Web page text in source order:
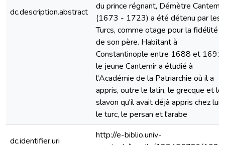
dc.description.abstract
du prince régnant, Démètre Cantemir
(1673 - 1723) a été détenu par les
Turcs, comme otage pour la fidélité
de son père. Habitant à
Constantinople entre 1688 et 1691,
le jeune Cantemir a étudié à
l'Académie de la Patriarchie où il a
appris, outre le latin, le grecque et le
slavon qu'il avait déjà appris chez lui,
le turc, le persan et l'arabe
dc.identifier.uri
http://e-biblio.univ-